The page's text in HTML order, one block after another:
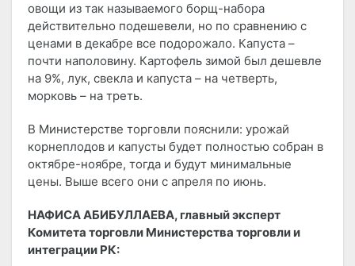
овощи из так называемого борщ-набора
действительно подешевели, но по сравнению с
ценами в декабре все подорожало. Капуста –
почти наполовину. Картофель зимой был дешевле
на 9%, лук, свекла и капуста – на четверть,
морковь – на треть.
В Министерстве торговли пояснили: урожай
корнеплодов и капусты будет полностью собран в
октябре-ноябре, тогда и будут минимальные
цены. Выше всего они с апреля по июнь.
НАФИСА АБИБУЛЛАЕВА, главный эксперт
Комитета торговли Министерства торговли и
интеграции РК: